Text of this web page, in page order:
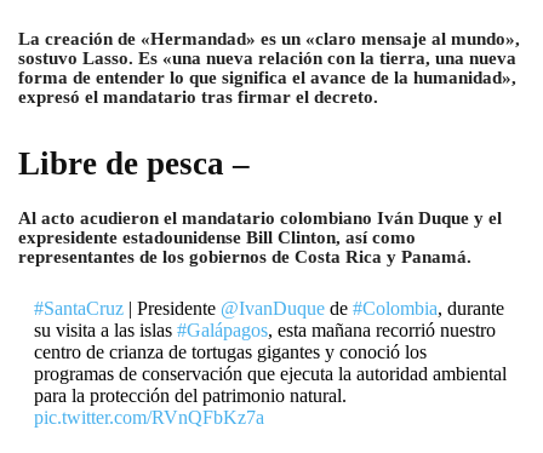
La creación de «Hermandad» es un «claro mensaje al mundo»,
sostuvo Lasso. Es «una nueva relación con la tierra, una nueva
forma de entender lo que significa el avance de la humanidad»,
expresó el mandatario tras firmar el decreto.
Libre de pesca –
Al acto acudieron el mandatario colombiano Iván Duque y el
expresidente estadounidense Bill Clinton, así como
representantes de los gobiernos de Costa Rica y Panamá.
#SantaCruz| Presidente @IvanDuquede #Colombia, durante
su visita a las islas #Galápagos, esta mañana recorrió nuestro
centro de crianza de tortugas gigantes y conoció los
programas de conservación que ejecuta la autoridad ambiental
para la protección del patrimonio natural.
pic.twitter.com/RVnQFbKz7a